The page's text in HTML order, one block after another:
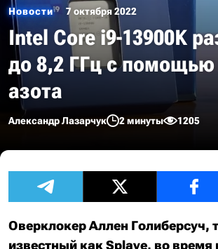
Новости 7 октября 2022
Intel Core i9-13900K
до 8,2 ГГц с
азота
Александр Лазарчук 2 минуты 1205
Оверклокер Аллен Голиберсуч,
известный как Splave, во время